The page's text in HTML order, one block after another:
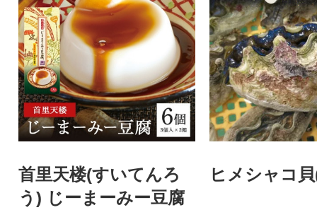
首里天楼(すいてんろ
う) じーまーみー豆腐
ヒメシャコ